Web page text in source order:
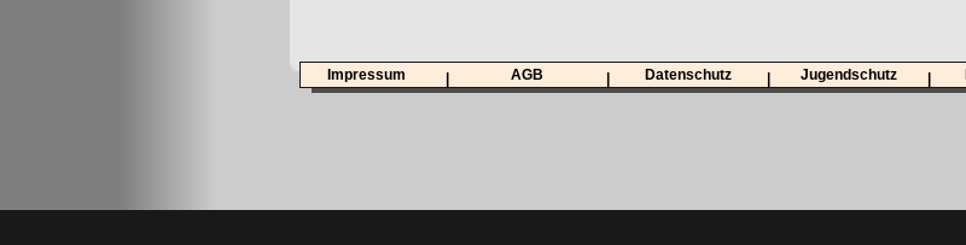
Impressum AGB Datenschutz Jugendschutz